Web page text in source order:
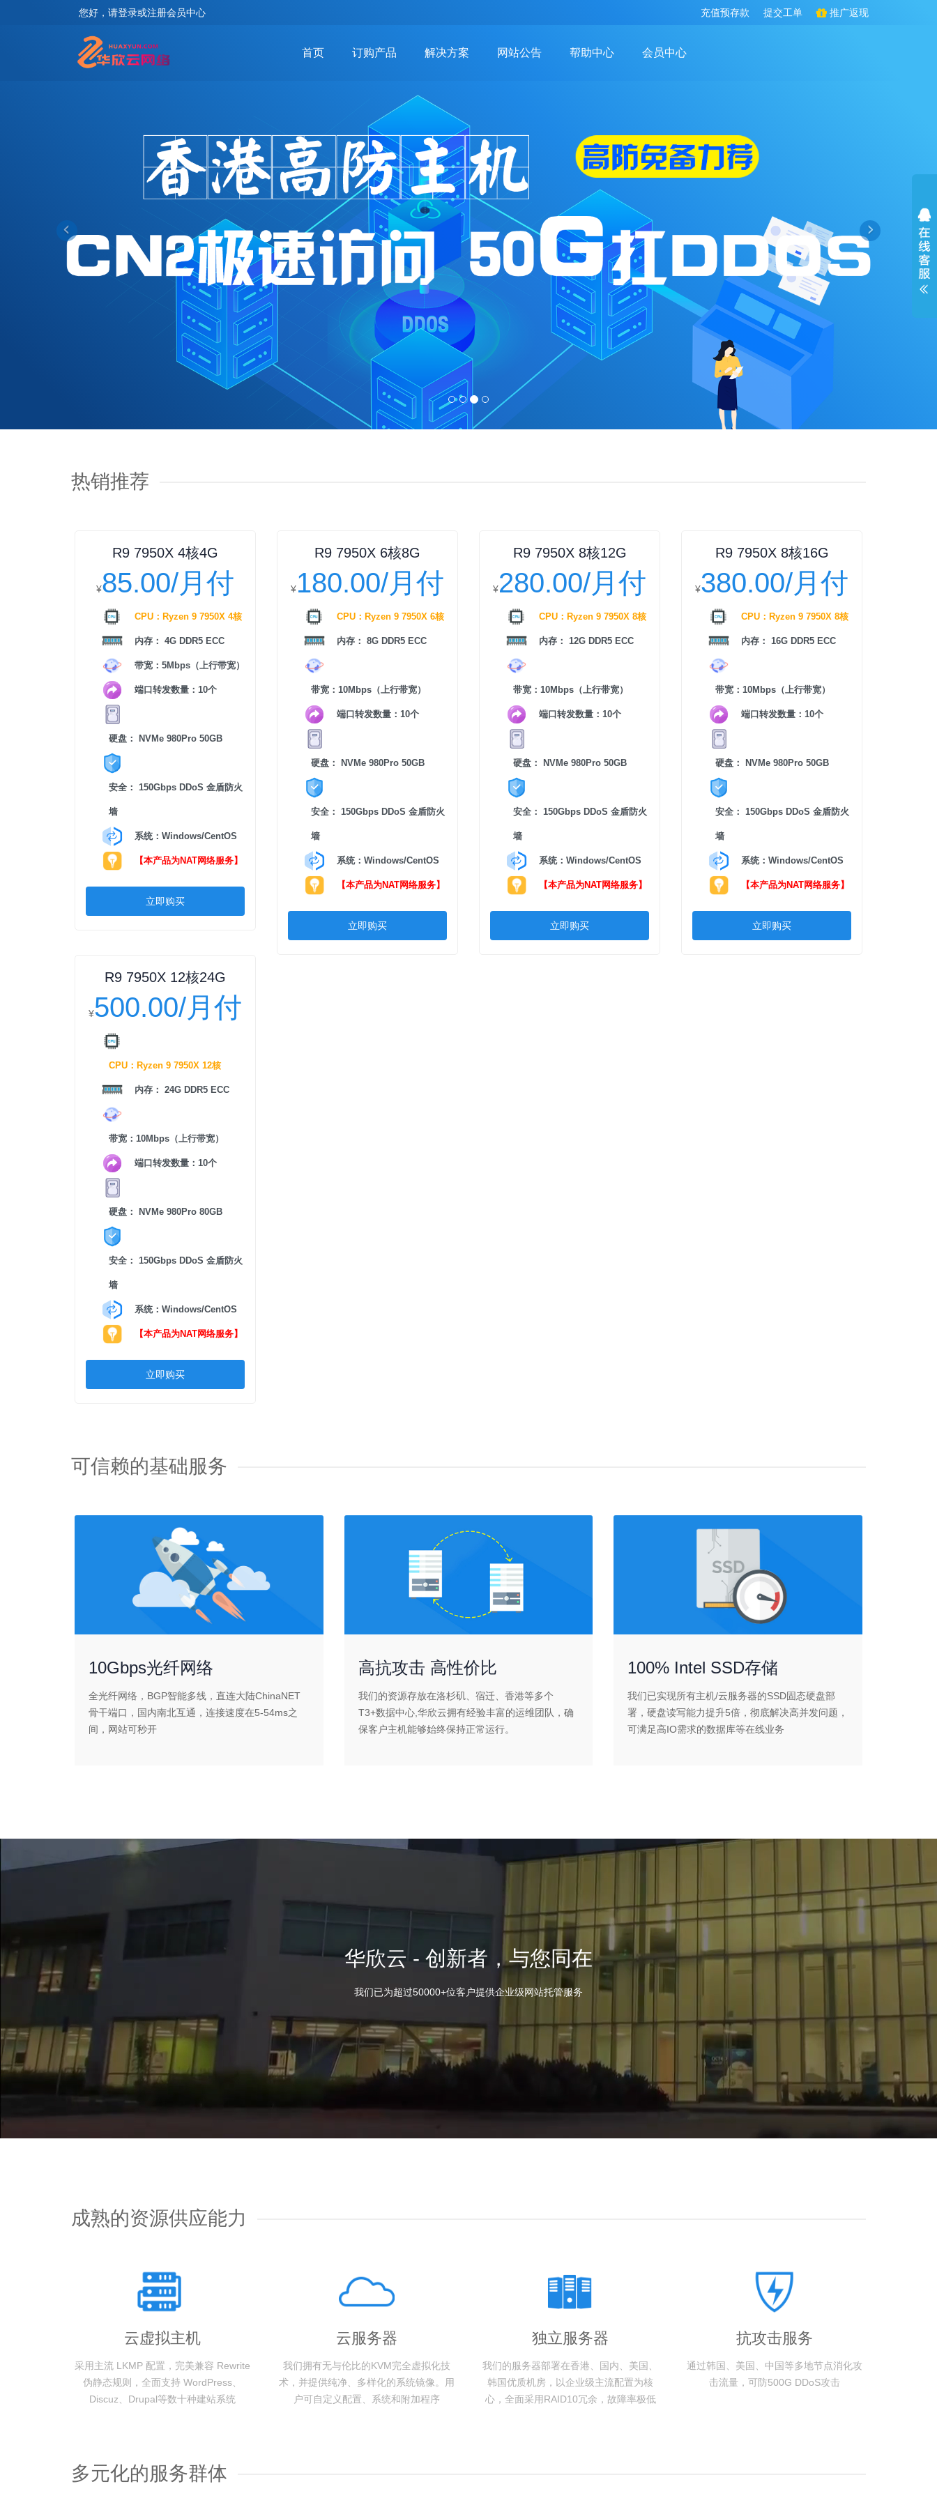
您好，请登录或注册会员中心 充值预存款 提交工单 推广返现
首页 订购产品 解决方案 网站公告 帮助中心 会员中心
‹ ›
热销推荐
R9 7950X 4核4G
¥85.00/月付
CPU：Ryzen 9 7950X 4核
内存： 4G DDR5 ECC
带宽：5Mbps（上行带宽）
端口转发数量：10个
硬盘： NVMe 980Pro 50GB
安全： 150Gbps DDoS 金盾防火
墙
系统：Windows/CentOS
【本产品为NAT网络服务】
立即购买
R9 7950X 6核8G
¥180.00/月付
CPU：Ryzen 9 7950X 6核
内存： 8G DDR5 ECC
带宽：10Mbps（上行带宽）
端口转发数量：10个
硬盘： NVMe 980Pro 50GB
安全： 150Gbps DDoS 金盾防火
墙
系统：Windows/CentOS
【本产品为NAT网络服务】
立即购买
R9 7950X 8核12G
¥280.00/月付
CPU：Ryzen 9 7950X 8核
内存： 12G DDR5 ECC
带宽：10Mbps（上行带宽）
端口转发数量：10个
硬盘： NVMe 980Pro 50GB
安全： 150Gbps DDoS 金盾防火
墙
系统：Windows/CentOS
【本产品为NAT网络服务】
立即购买
R9 7950X 8核16G
¥380.00/月付
CPU：Ryzen 9 7950X 8核
内存： 16G DDR5 ECC
带宽：10Mbps（上行带宽）
端口转发数量：10个
硬盘： NVMe 980Pro 50GB
安全： 150Gbps DDoS 金盾防火
墙
系统：Windows/CentOS
【本产品为NAT网络服务】
立即购买
R9 7950X 12核24G
¥500.00/月付
CPU：Ryzen 9 7950X 12核
内存： 24G DDR5 ECC
带宽：10Mbps（上行带宽）
端口转发数量：10个
硬盘： NVMe 980Pro 80GB
安全： 150Gbps DDoS 金盾防火
墙
系统：Windows/CentOS
【本产品为NAT网络服务】
立即购买
可信赖的基础服务
10Gbps光纤网络
全光纤网络，BGP智能多线，直连大陆ChinaNET
骨干端口，国内南北互通，连接速度在5-54ms之
间，网站可秒开
高抗攻击 高性价比
我们的资源存放在洛杉矶、宿迁、香港等多个
T3+数据中心,华欣云拥有经验丰富的运维团队，确
保客户主机能够始终保持正常运行。
100% Intel SSD存储
我们已实现所有主机/云服务器的SSD固态硬盘部
署，硬盘读写能力提升5倍，彻底解决高并发问题，
可满足高IO需求的数据库等在线业务
华欣云 - 创新者，与您同在
我们已为超过50000+位客户提供企业级网站托管服务
成熟的资源供应能力
云虚拟主机
采用主流 LKMP 配置，完美兼容 Rewrite
伪静态规则，全面支持 WordPress、
Discuz、Drupal等数十种建站系统
云服务器
我们拥有无与伦比的KVM完全虚拟化技
术，并提供纯净、多样化的系统镜像。用
户可自定义配置、系统和附加程序
独立服务器
我们的服务器部署在香港、国内、美国、
韩国优质机房，以企业级主流配置为核
心，全面采用RAID10冗余，故障率极低
抗攻击服务
通过韩国、美国、中国等多地节点消化攻
击流量，可防500G DDoS攻击
多元化的服务群体